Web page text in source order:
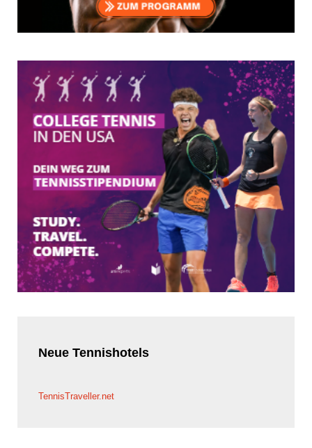
Neue Tennishotels
TennisTraveller.net